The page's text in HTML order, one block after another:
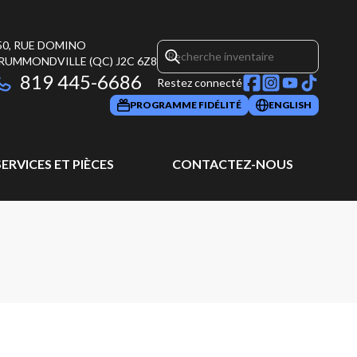
RUE DOMINO
(QC) J2C 6Z8
819 445-6686 Restez connecté
PROGRAMME FIDÉLITÉ ENGLISH
ET PIÈCES CONTACTEZ-NOUS